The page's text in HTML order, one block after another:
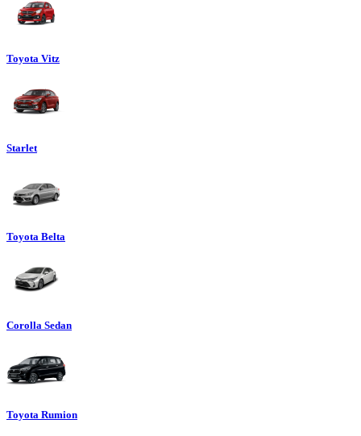
Toyota Vitz
Starlet
Toyota Belta
Corolla Sedan
Toyota Rumion